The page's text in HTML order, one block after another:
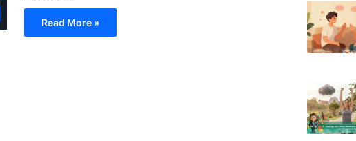
Read More »